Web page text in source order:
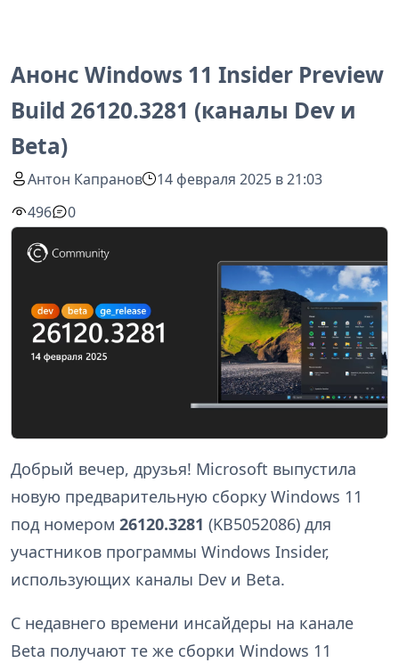
Анонс Windows 11 Insider Preview
Build 26120.3281 (каналы Dev и
Beta)
Антон Капранов
14 февраля 2025 в 21:03
496
0
Добрый вечер, друзья! Microsoft выпустила
новую предварительную сборку Windows 11
под номером 26120.3281 (KB5052086) для
участников программы Windows Insider,
использующих каналы Dev и Beta.
С недавнего времени инсайдеры на канале
Beta получают те же сборки Windows 11